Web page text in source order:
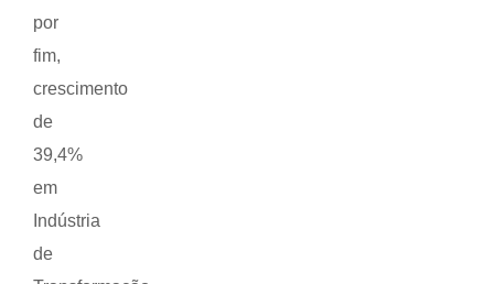
por
fim,
crescimento
de
39,4%
em
Indústria
de